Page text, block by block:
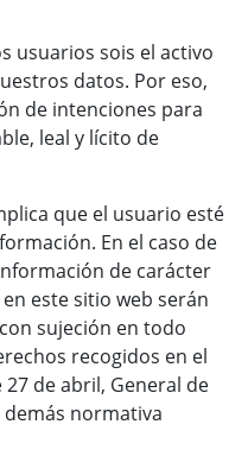
usuarios sois el activo
datos. Por eso,
de intenciones para
leal y lícito de
que el usuario esté
En el caso de
de carácter
este sitio web serán
sujeción en todo
recogidos en el
27 de abril, General de
demás normativa